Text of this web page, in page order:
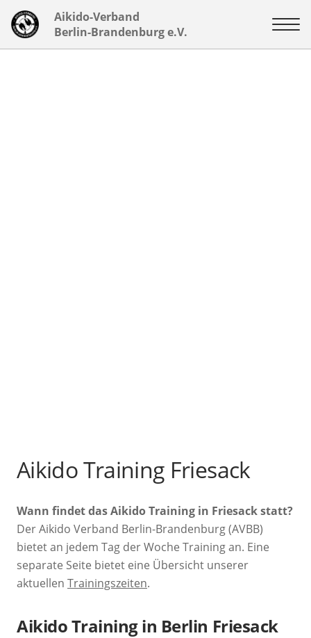
Aikido-Verband
Berlin-Brandenburg e.V.
Aikido Training Friesack
Wann findet das Aikido Training in Friesack statt?
Der Aikido Verband Berlin-Brandenburg (AVBB)
bietet an jedem Tag der Woche Training an. Eine
separate Seite bietet eine Übersicht unserer
aktuellen Trainingszeiten.
Aikido Training in Berlin Friesack